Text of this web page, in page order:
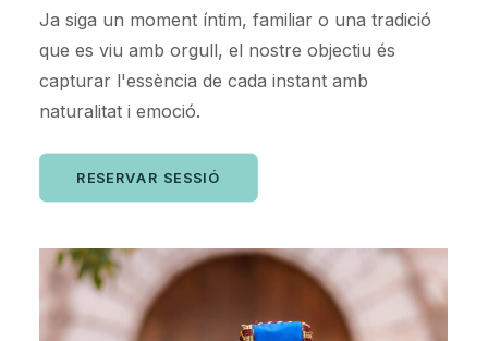
Ja siga un moment íntim, familiar o una tradició
que es viu amb orgull, el nostre objectiu és
capturar l'essència de cada instant amb
naturalitat i emoció.
RESERVAR SESSIÓ